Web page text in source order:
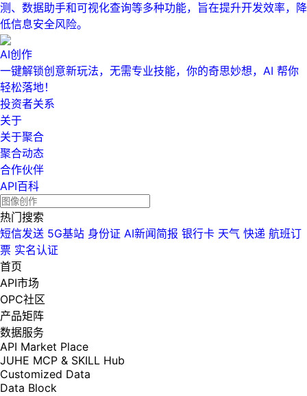
测、数据助手和可视化查询等多种功能，旨在提升开发效率，降
低信息安全风险。
AI创作
一键解锁创意新玩法，无需专业技能，你的奇思妙想，AI 帮你
轻松落地！
投资者关系
关于
关于聚合
聚合动态
合作伙伴
API百科
热门搜索
短信发送 5G基站 身份证 AI新闻简报 银行卡 天气 快递 航班订
票 实名认证
首页
API市场
OPC社区
产品矩阵
数据服务
API Market Place
JUHE MCP & SKILL Hub
Customized Data
Data Block